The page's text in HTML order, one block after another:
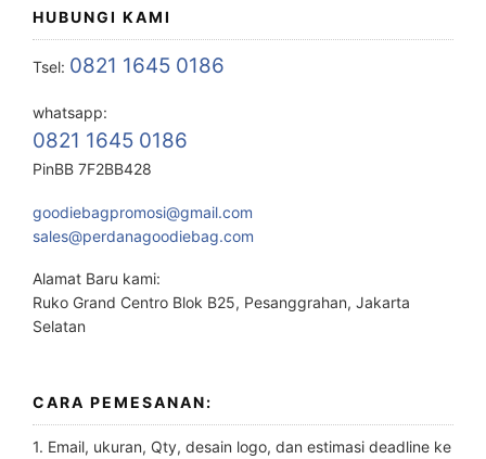
HUBUNGI KAMI
Tsel: 0821 1645 0186
whatsapp:
0821 1645 0186
PinBB 7F2BB428
goodiebagpromosi@gmail.com
sales@perdanagoodiebag.com
Alamat Baru kami:
Ruko Grand Centro Blok B25, Pesanggrahan, Jakarta
Selatan
CARA PEMESANAN:
1. Email, ukuran, Qty, desain logo, dan estimasi deadline ke